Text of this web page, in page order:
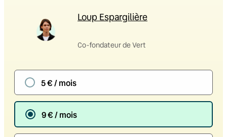
Loup Espargilière
Co-fondateur de Vert
5 € / mois
9 € / mois